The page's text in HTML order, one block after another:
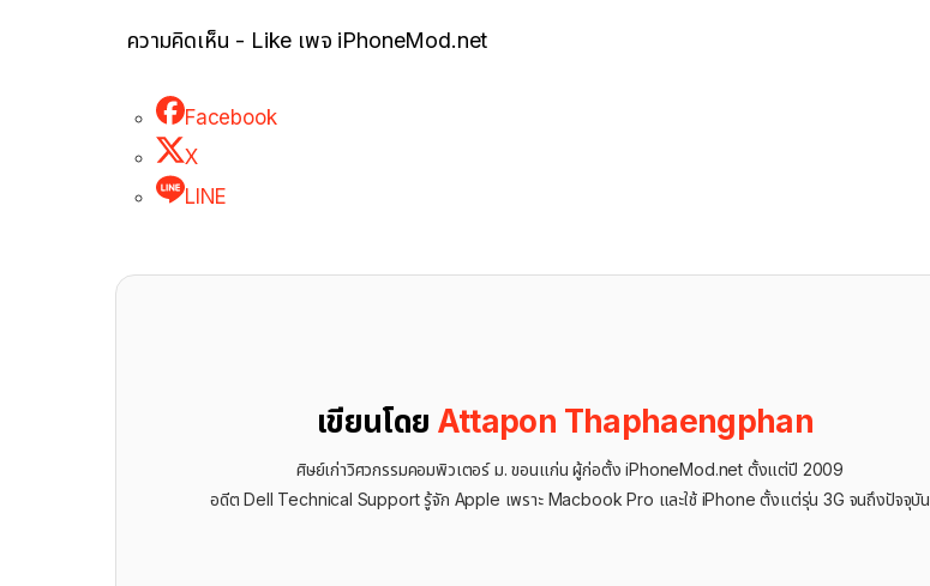
ความคิดเห็น - Like เพจ iPhoneMod.net
Facebook
X
LINE
เขียนโดย Attapon Thaphaengphan
ศิษย์เก่าวิศวกรรมคอมพิวเตอร์ ม. ขอนแก่น ผู้ก่อตั้ง iPhoneMod.net ตั้งแต่ปี 2009
อดีต Dell Technical Support รู้จัก ​Apple เพราะ Macbook Pro และใช้ iPhone ตั้งแต่รุ่น 3G จนถึงปัจจุบัน